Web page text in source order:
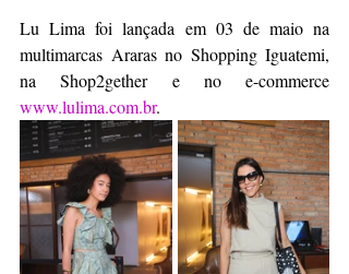
Lu Lima foi lançada em 03 de maio na
multimarcas Araras no Shopping Iguatemi,
www.lulima.com.br.